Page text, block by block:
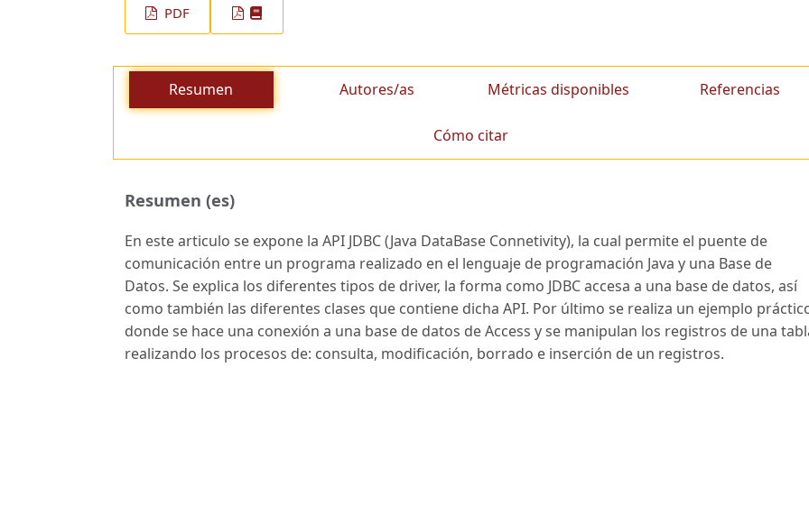
PDF
Resumen Autores/as Métricas disponibles Referencias
Cómo citar
Resumen (es)
En este articulo se expone la API JDBC (Java DataBase Connetivity), la cual permite el puente de
comunicación entre un programa realizado en el lenguaje de programación Java y una Base de
Datos. Se explica los diferentes tipos de driver, la forma como JDBC accesa a una base de datos, así
como también las diferentes clases que contiene dicha API. Por último se realiza un ejemplo
donde se hace una conexión a una base de datos de Access y se manipulan los registros de una
realizando los procesos de: consulta, modificación, borrado e inserción de un registros.